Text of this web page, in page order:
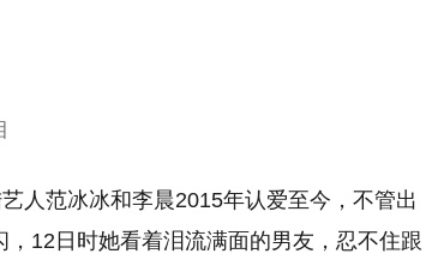
人范冰冰和李晨2015年认爱至今，不管出
12日时她看着泪流满面的男友，忍不住跟